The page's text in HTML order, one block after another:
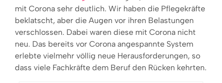
mit Corona sehr deutlich. Wir haben die Pflegekräfte
beklatscht, aber die Augen vor ihren Belastungen
verschlossen. Dabei waren diese mit Corona nicht
neu. Das bereits vor Corona angespannte System
erlebte vielmehr völlig neue Herausforderungen, so
dass viele Fachkräfte dem Beruf den Rücken kehrten.